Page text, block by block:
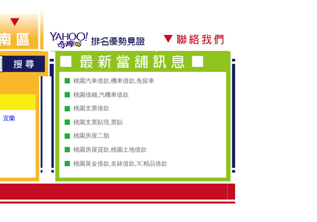
桃園汽車借款,機車借款,免留車
桃園借錢,汽機車借款
桃園支票借款
桃園支票貼現,票貼
桃園房屋二胎
桃園房屋貸款,桃園土地借款
桃園黃金借款,名錶借款,3C精品借款
宜蘭